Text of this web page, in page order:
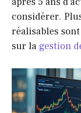
considérer.
réalisables
sur la gestion